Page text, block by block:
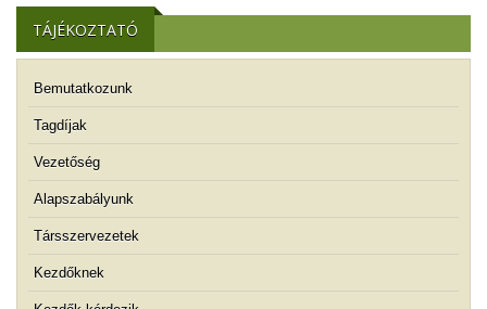
TÁJÉKOZTATÓ
Bemutatkozunk
Tagdíjak
Vezetőség
Alapszabályunk
Társszervezetek
Kezdőknek